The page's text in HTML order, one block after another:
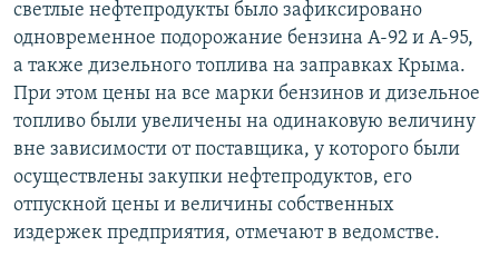
светлые нефтепродукты было зафиксировано
одновременное подорожание бензина А-92 и А-95,
а также дизельного топлива на заправках Крыма.
При этом цены на все марки бензинов и дизельное
топливо были увеличены на одинаковую величину
вне зависимости от поставщика, у которого были
осуществлены закупки нефтепродуктов, его
отпускной цены и величины собственных
издержек предприятия, отмечают в ведомстве.